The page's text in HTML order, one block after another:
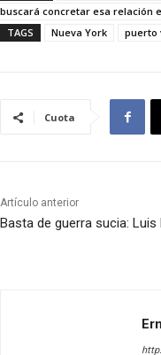
buscará concretar esa relación
TAGS
Nueva York puerto
Cuota
Artículo anterior
Basta de guerra sucia: Luis